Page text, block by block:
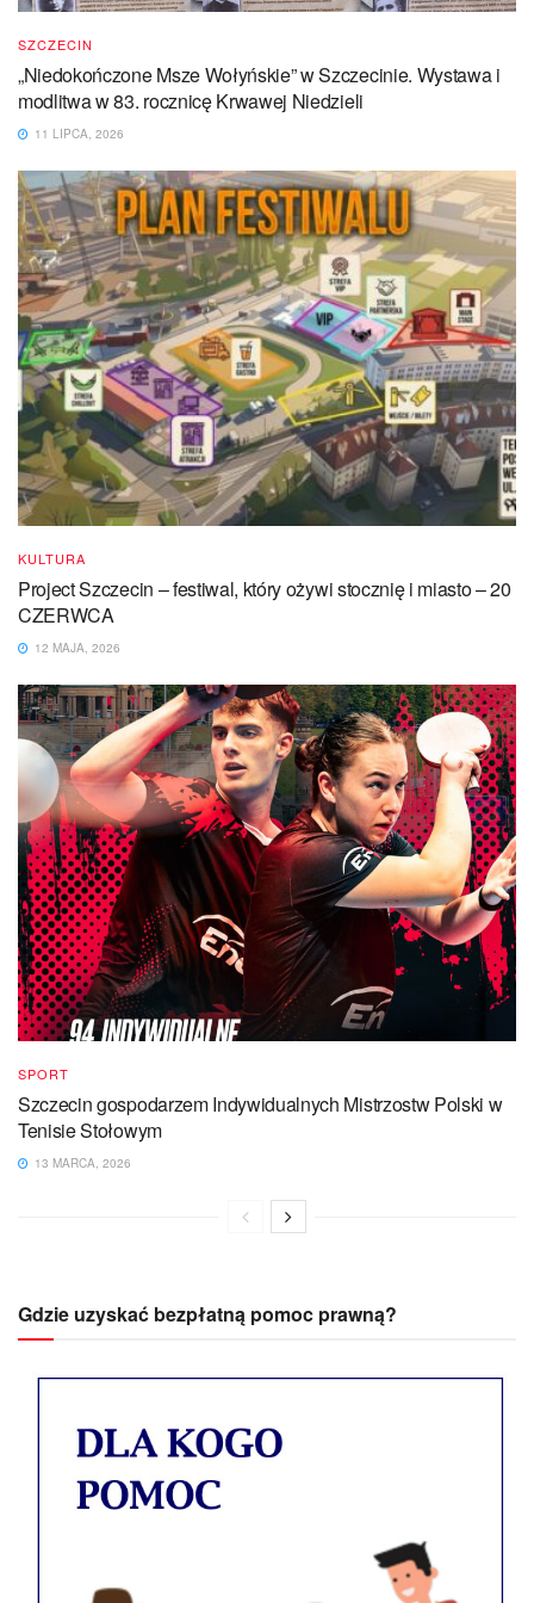
SZCZECIN
„Niedokończone Msze Wołyńskie” w Szczecinie. Wystawa i
modlitwa w 83. rocznicę Krwawej Niedzieli
11 LIPCA, 2026
KULTURA
Project Szczecin – festiwal, który ożywi stocznię i miasto – 20
CZERWCA
12 MAJA, 2026
SPORT
Szczecin gospodarzem Indywidualnych Mistrzostw Polski w
Tenisie Stołowym
13 MARCA, 2026
Gdzie uzyskać bezpłatną pomoc prawną?